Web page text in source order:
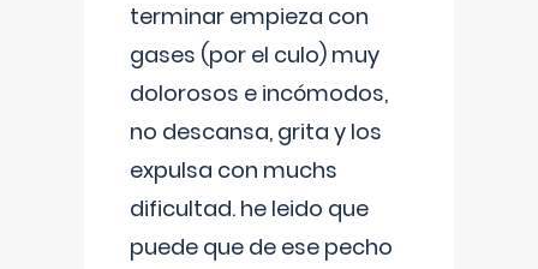
terminar empieza con
gases (por el culo) muy
dolorosos e incómodos,
no descansa, grita y los
expulsa con muchs
dificultad. he leido que
puede que de ese pecho